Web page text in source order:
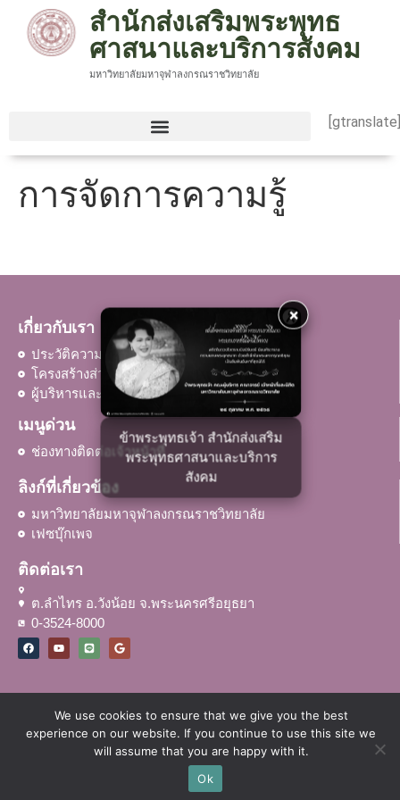
×
ข้าพระพุทธเจ้า สำนักส่งเสริม
พระพุทธศาสนาและบริการ
สังคม
สำนักส่งเสริมพระพุทธ
ศาสนาและบริการสังคม
มหาวิทยาลัยมหาจุฬาลงกรณราชวิทยาลัย
การจัดการความรู้
เกี่ยวกับเรา
ประวัติความเป็นมา
โครงสร้างส่วนงาน
ผู้บริหารและบุคลากร
เมนูด่วน
ช่องทางติดต่อเจ้าหน้าที่
ลิงก์ที่เกี่ยวข้อง
มหาวิทยาลัยมหาจุฬาลงกรณราชวิทยาลัย
เฟซบุ๊กเพจ
ติดต่อเรา
ต.ลำไทร อ.วังน้อย จ.พระนครศรีอยุธยา
0-3524-8000
© สำนักส่งเสริมพระพุทธศาสนาและบริการสังคม มหาวิทยาลัยมหาจุฬาลงกร
ณราชวิทยาลัย
We use cookies to ensure that we give you the best
experience on our website. If you continue to use this site we
will assume that you are happy with it.
Ok